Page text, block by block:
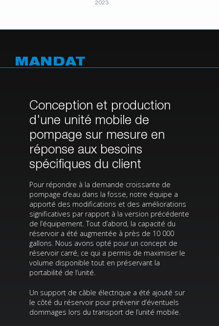
2023
MANDAT
Conception et production
d'une unité mobile de
pompage sur mesure en
réponse aux besoins
spécifiques du client
Pour répondre à la demande croissante de
pompage d’eau dans la fosse, notre équipe a
apporté des modifications et des améliorations
significatives par rapport à la version précédente
de l’équipement. Tout d’abord, la capacité du
réservoir a été augmentée à près de 10 000
gallons. Nous avons opté pour un concept de
réservoir carré, ce qui a permis de maximiser le
volume disponible tout en préservant la
portabilité de l’unité.
Un support de câble électrique a été ajouté sur
le côté du réservoir pour prévenir d’éventuels
dommages lors du transport de l’unité mobile.